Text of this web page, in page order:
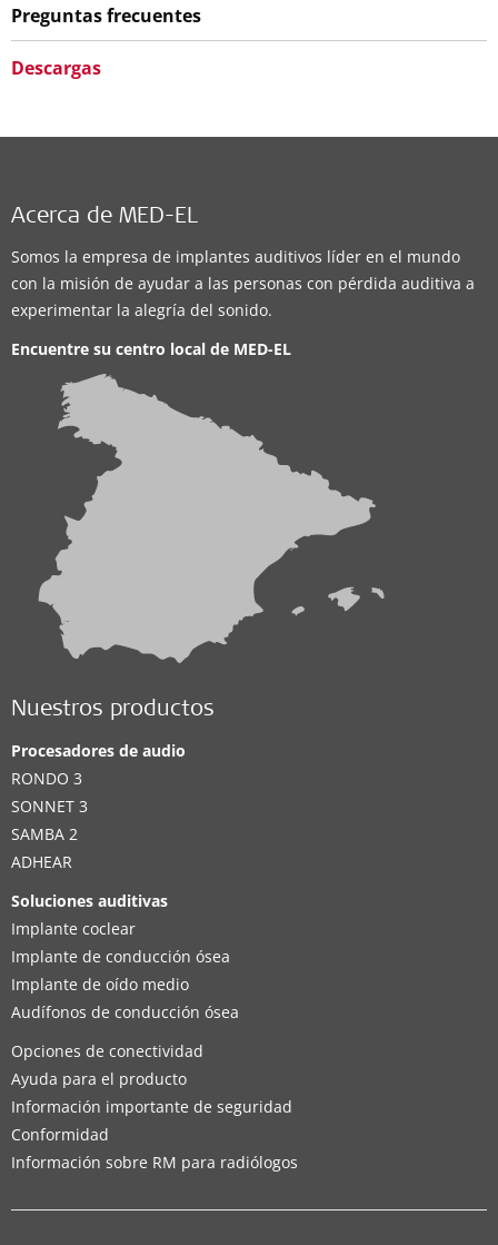
Preguntas frecuentes
Descargas
Acerca de MED-EL
Somos la empresa de implantes auditivos líder en el mundo
con la misión de ayudar a las personas con pérdida auditiva a
experimentar la alegría del sonido.
Encuentre su centro local de MED-EL
Nuestros productos
Procesadores de audio
RONDO 3
SONNET 3
SAMBA 2
ADHEAR
Soluciones auditivas
Implante coclear
Implante de conducción ósea
Implante de oído medio
Audífonos de conducción ósea
Opciones de conectividad
Ayuda para el producto
Información importante de seguridad
Conformidad
Información sobre RM para radiólogos